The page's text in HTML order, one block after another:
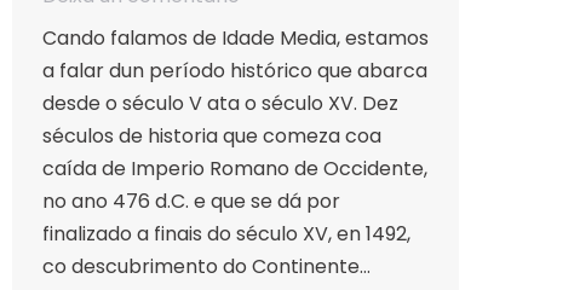
Cando falamos de Idade Media, estamos
a falar dun período histórico que abarca
desde o século V ata o século XV. Dez
séculos de historia que comeza coa
caída de Imperio Romano de Occidente,
no ano 476 d.C. e que se dá por
finalizado a finais do século XV, en 1492,
co descubrimento do Continente…